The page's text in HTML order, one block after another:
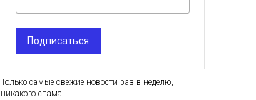
Подписаться
Только самые свежие новости раз в неделю,
никакого спама